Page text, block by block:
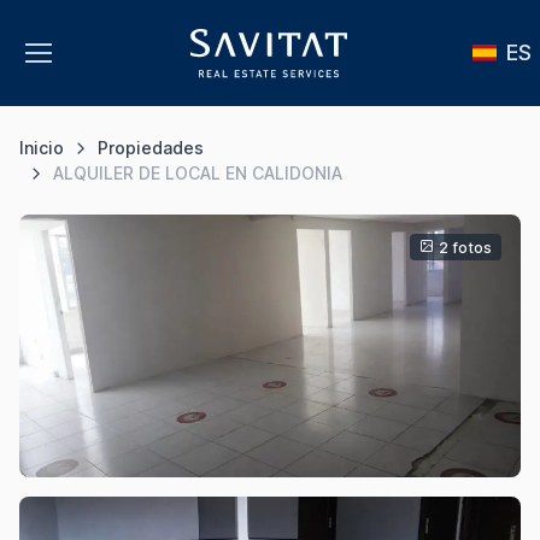
ES
Inicio
Propiedades
ALQUILER DE LOCAL EN CALIDONIA
2 fotos